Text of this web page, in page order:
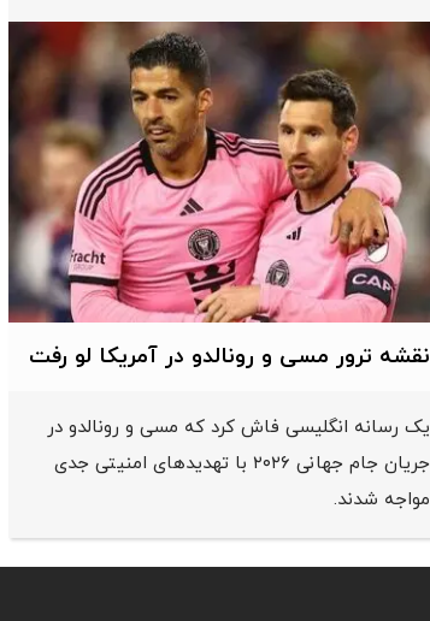
نقشه ترور مسی و رونالدو در آمریکا لو رفت
یک رسانه انگلیسی فاش کرد که مسی و رونالدو در
جریان جام جهانی ۲۰۲۶ با تهدیدهای امنیتی جدی
مواجه شدند.